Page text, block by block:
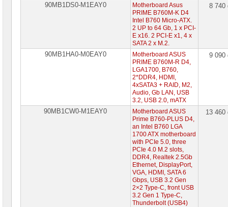
90MB1DS0-M1EAY0
Motherboard Asus
PRIME B760M-K D4
Intel B760 Micro-ATX.
2 UP to 64 Gb, 1 х PCI-
E x16. 2 PCI-E x1, 4 х
SATA 2 х M.2.
8
90MB1HA0-M0EAY0
Motherboard ASUS
PRIME B760M-R D4,
LGA1700, B760,
2*DDR4, HDMI,
4xSATA3 + RAID, M2,
Audio, Gb LAN, USB
3.2, USB 2.0, mATX
9
90MB1CW0-M1EAY0
Motherboard ASUS
Prime B760-PLUS D4,
an Intel B760 LGA
1700 ATX motherboard
with PCIe 5.0, three
PCIe 4.0 M.2 slots,
DDR4, Realtek 2.5Gb
Ethernet, DisplayPort,
VGA, HDMI, SATA 6
Gbps, USB 3.2 Gen
2×2 Type-C, front USB
3.2 Gen 1 Type-C,
Thunderbolt (USB4)
13